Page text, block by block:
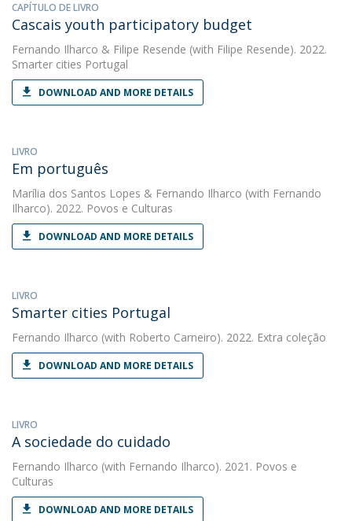
CAPÍTULO DE LIVRO
Cascais youth participatory budget
Fernando Ilharco & Filipe Resende (with Filipe Resende). 2022.
Smarter cities Portugal
DOWNLOAD AND MORE DETAILS
LIVRO
Em português
Marília dos Santos Lopes & Fernando Ilharco (with Fernando
Ilharco). 2022. Povos e Culturas
DOWNLOAD AND MORE DETAILS
LIVRO
Smarter cities Portugal
Fernando Ilharco (with Roberto Carneiro). 2022. Extra coleção
DOWNLOAD AND MORE DETAILS
LIVRO
A sociedade do cuidado
Fernando Ilharco (with Fernando Ilharco). 2021. Povos e
Culturas
DOWNLOAD AND MORE DETAILS